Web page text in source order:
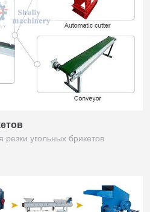
угольных брикетов